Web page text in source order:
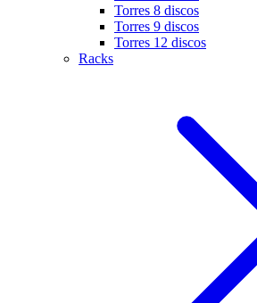
Torres 8 discos
Torres 9 discos
Torres 12 discos
Racks